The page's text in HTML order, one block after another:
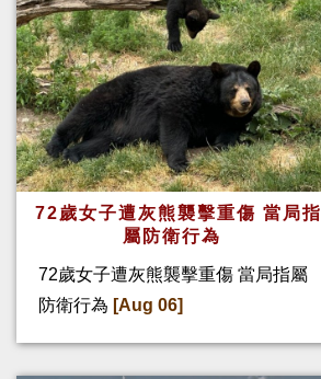
72歲女子遭灰熊襲擊重傷 當局指
屬防衛行為
72歲女子遭灰熊襲擊重傷 當局指屬
防衛行為 [Aug 06]